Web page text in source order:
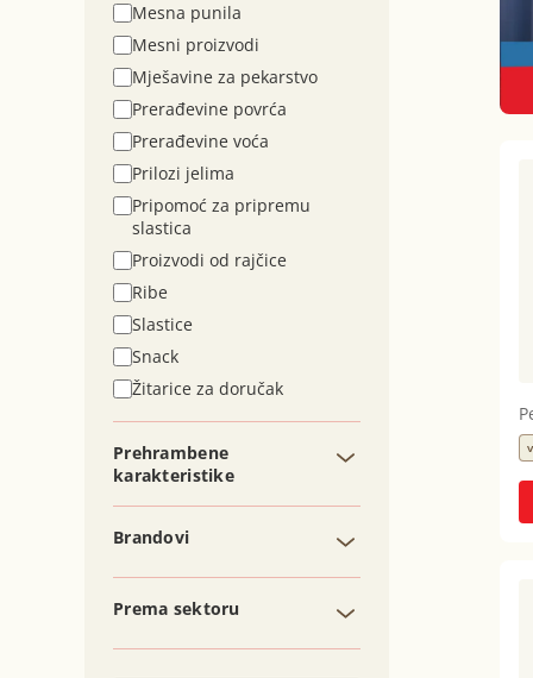
Mesna punila
Mesni proizvodi
Mješavine za pekarstvo
Prerađevine povrća
Prerađevine voća
Prilozi jelima
Pripomoć za pripremu
slastica
Proizvodi od rajčice
Ribe
Slastice
Snack
Žitarice za doručak
Prehrambene
karakteristike
Brandovi
Prema sektoru